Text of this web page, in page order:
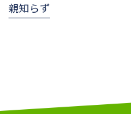
親知らず